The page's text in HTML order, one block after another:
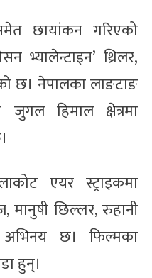
छायांकन गरिएको
भ्यालेन्टाइन’ थ्रिलर,
छ। नेपालका लाङटाङ
जुगल हिमाल क्षेत्रमा
एयर स्ट्राइकमा
छिल्लर, रुहानी
अभिनय छ। फिल्मका
हुन्।